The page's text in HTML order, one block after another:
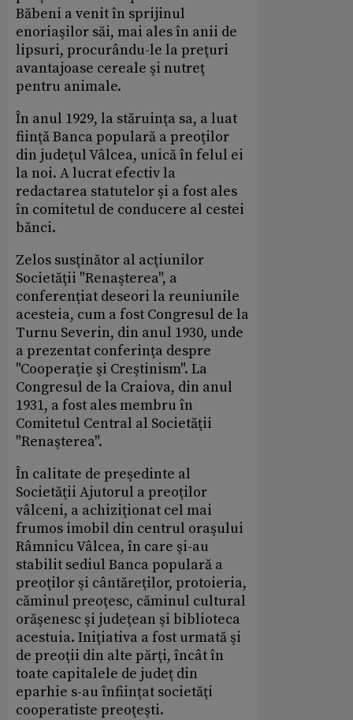
Băbeni a venit în sprijinul
enoriaşilor săi, mai ales în anii de
lipsuri, procurându-le la preţuri
avantajoase cereale şi nutreţ
pentru animale.
În anul 1929, la stăruinţa sa, a luat
fiinţă Banca populară a preoţilor
din judeţul Vâlcea, unică în felul ei
la noi. A lucrat efectiv la
redactarea statutelor şi a fost ales
în comitetul de conducere al cestei
bănci.
Zelos susţinător al acţiunilor
Societăţii "Renaşterea", a
conferenţiat deseori la reuniunile
acesteia, cum a fost Congresul de la
Turnu Severin, din anul 1930, unde
a prezentat conferinţa despre
"Cooperaţie şi Creştinism". La
Congresul de la Craiova, din anul
1931, a fost ales membru în
Comitetul Central al Societăţii
"Renaşterea".
În calitate de preşedinte al
Societăţii Ajutorul a preoţilor
vâlceni, a achiziţionat cel mai
frumos imobil din centrul oraşului
Râmnicu Vâlcea, în care şi-au
stabilit sediul Banca populară a
preoţilor şi cântăreţilor, protoieria,
căminul preoţesc, căminul cultural
orăşenesc şi judeţean şi biblioteca
acestuia. Iniţiativa a fost urmată şi
de preoţii din alte părţi, încât în
toate capitalele de judeţ din
eparhie s-au înfiinţat societăţi
cooperatiste preoţeşti.